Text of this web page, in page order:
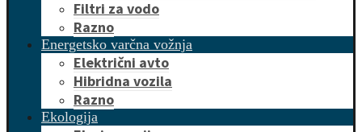
Filtri za vodo
Razno
Energetsko varčna vožnja
Električni avto
Hibridna vozila
Razno
Ekologija